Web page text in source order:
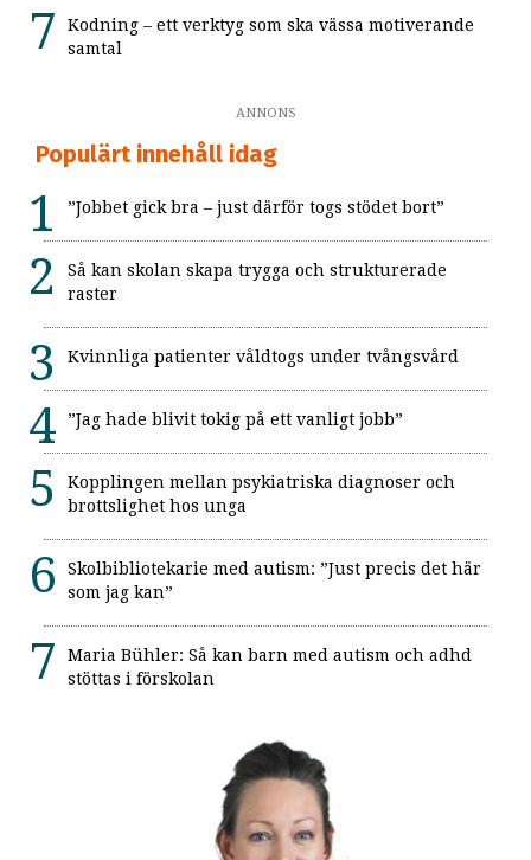
Kodning – ett verktyg som ska vässa motiverande
samtal
ANNONS
Populärt innehåll idag
”Jobbet gick bra – just därför togs stödet bort”
Så kan skolan skapa trygga och strukturerade
raster
Kvinnliga patienter våldtogs under tvångsvård
”Jag hade blivit tokig på ett vanligt jobb”
Kopplingen mellan psykiatriska diagnoser och
brottslighet hos unga
Skolbibliotekarie med autism: ”Just precis det här
som jag kan”
Maria Bühler: Så kan barn med autism och adhd
stöttas i förskolan